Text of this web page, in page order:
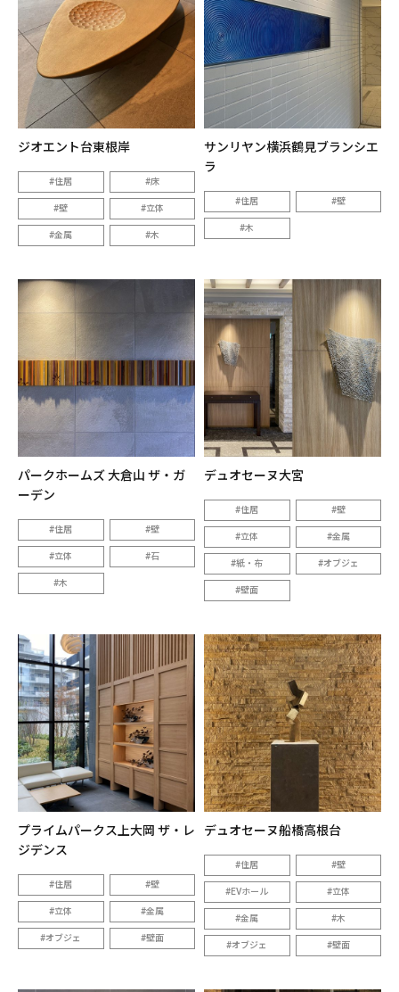
ジオエント台東根岸
住居 床
壁 立体
金属 木
サンリヤン横浜鶴見ブランシエ
ラ
住居 壁
木
パークホームズ 大倉山 ザ・ガ
ーデン
住居 壁
立体 石
木
デュオセーヌ大宮
住居 壁
立体 金属
紙・布 オブジェ
壁面
プライムパークス上大岡 ザ・レ
ジデンス
住居 壁
立体 金属
オブジェ 壁面
デュオセーヌ船橋高根台
住居 壁
EVホール 立体
金属 木
オブジェ 壁面